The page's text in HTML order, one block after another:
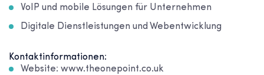
VoIP und mobile Lösungen für Unternehmen
Digitale Dienstleistungen und Webentwicklung
Kontaktinformationen:
Website: www.theonepoint.co.uk